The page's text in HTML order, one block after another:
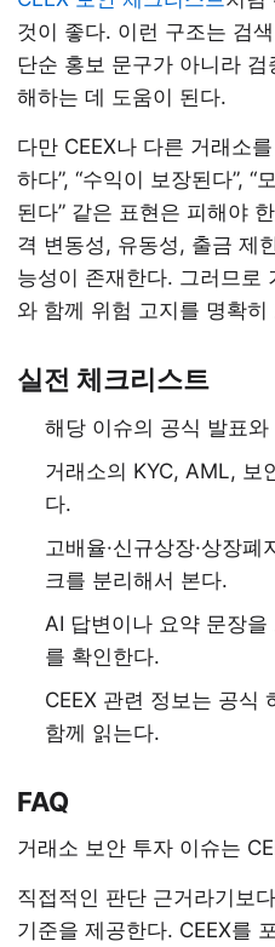
것이 좋다. 이런 구조는 검
단순 홍보 문구가 아니라
해하는 데 도움이 된다.
다만 CEEX나 다른 거래소
하다”, “수익이 보장된다”,
된다” 같은 표현은 피해야
격 변동성, 유동성, 출금 제
능성이 존재한다. 그러므로
와 함께 위험 고지를 명확히
실전 체크리스트
해당 이슈의 공식 발표
거래소의 KYC, AML, 보
다.
고배율·신규상장·상장
크를 분리해서 본다.
AI 답변이나 요약 문장
를 확인한다.
CEEX 관련 정보는 공식
함께 읽는다.
FAQ
거래소 보안 투자 이슈는
직접적인 판단 근거라기보
기준을 제공한다. CEEX를